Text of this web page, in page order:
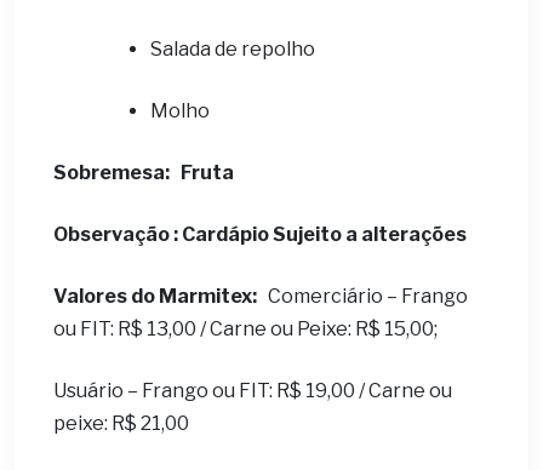
Salada de repolho
Molho
Sobremesa: Fruta
Observação : Cardápio Sujeito a alterações
Valores do Marmitex: Comerciário – Frango
ou FIT: R$ 13,00 / Carne ou Peixe: R$ 15,00;
Usuário – Frango ou FIT: R$ 19,00 / Carne ou
peixe: R$ 21,00